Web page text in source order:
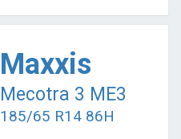
Maxxis
Mecotra 3 ME3
185/65 R14 86H